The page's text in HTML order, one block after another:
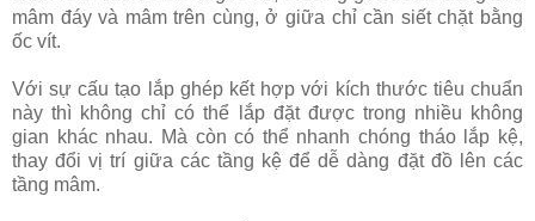
mâm đáy và mâm trên cùng, ở giữa chỉ cần siết chặt bằng
ốc vít.
Với sự cấu tạo lắp ghép kết hợp với kích thước tiêu chuẩn
này thì không chỉ có thể lắp đặt được trong nhiều không
gian khác nhau. Mà còn có thể nhanh chóng tháo lắp kệ,
thay đổi vị trí giữa các tầng kệ để dễ dàng đặt đồ lên các
tầng mâm.